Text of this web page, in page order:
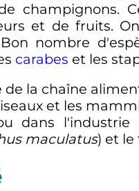
champignons.
et de fruits.
nombre
carabes et les
de la chaîne
et les
dans l'industrie
maculatus) et